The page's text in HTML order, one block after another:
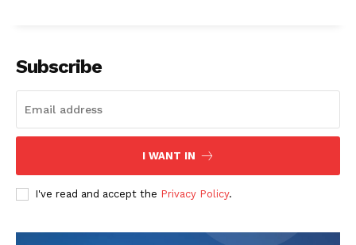
Subscribe
I WANT IN
I've read and accept the Privacy Policy.